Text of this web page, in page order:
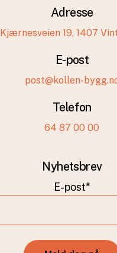
Adresse
Kjærnesveien 19, 1407
E-post
post@kollen-
Telefon
64 87 00 00
Nyhetsbrev
E-post*